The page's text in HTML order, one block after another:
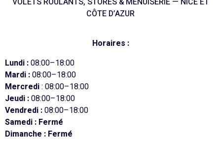
CÔTE D’AZUR
Horaires :
Lundi :08:00–18:00
Mardi :08:00–18:00
Mercredi: 08:00–18:00
Jeudi :08:00–18:00
Vendredi :08:00–18:00
Samedi : Fermé
Dimanche : Fermé